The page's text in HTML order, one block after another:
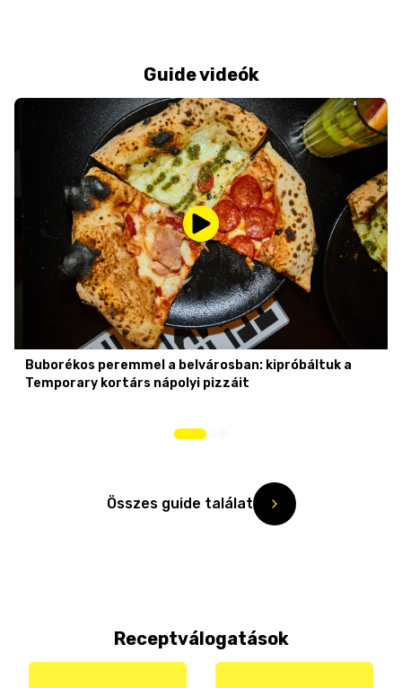
Guide videók
Buborékos peremmel a belvárosban: kipróbáltuk a
Temporary kortárs nápolyi pizzáit
Összes guide találat
Receptválogatások